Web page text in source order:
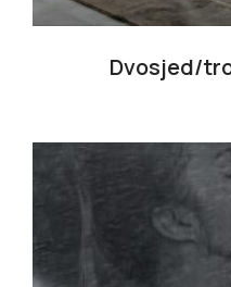
Dvosjed/